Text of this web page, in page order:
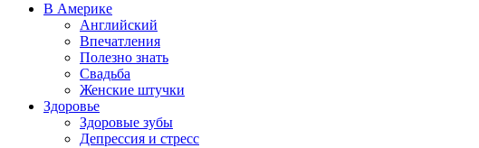
В Америке
Английский
Впечатления
Полезно знать
Свадьба
Женские штучки
Здоровье
Здоровые зубы
Депрессия и стресс